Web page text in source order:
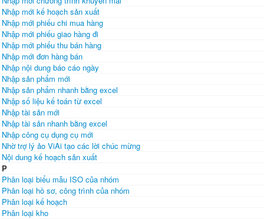
Nhập mới kế hoạch sản xuất
Nhập mới phiếu chi mua hàng
Nhập mới phiếu giao hàng đi
Nhập mới phiếu thu bán hàng
Nhập mới đơn hàng bán
Nhập nội dung báo cáo ngày
Nhập sản phẩm mới
Nhập sản phẩm nhanh bằng excel
Nhập số liệu kế toán từ excel
Nhập tài sản mới
Nhập tài sản nhanh bằng excel
Nhập công cụ dụng cụ mới
Nhờ trợ lý ảo ViAi tạo các lời chúc mừng
Nội dung kế hoạch sản xuất
P
Phân loại biểu mẫu ISO của nhóm
Phân loại hồ sơ, công trình của nhóm
Phân loại kế hoạch
Phân loại kho